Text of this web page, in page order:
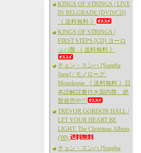
KINGS OF STRINGS / LIVE
IN BELGRADE [DVD/CD]
《 送料無料 》
KINGS OF STRINGS /
FIRST STEPS [CD] ヨーロ
ッパ盤 《 送料無料 》
チョン・スンハ [Sungha
Jung] / モノローグ:
Monologue 《 送料無料 》日
本語解説書付き国内盤、絶
賛発売中!!!
TREVOR GORDON HALL /
LET YOUR HEART BE
LIGHT: The Christmas Album
('09)
チョン・スンハ [Sungha